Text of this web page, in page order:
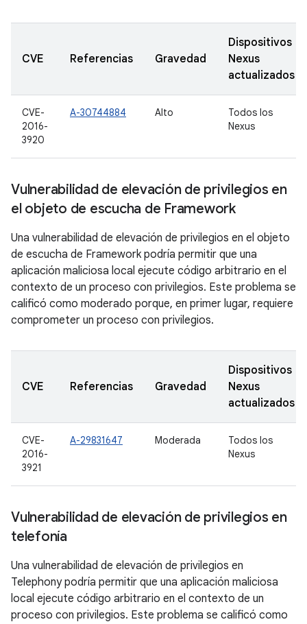
CVE Referencias Gravedad
Dispositivos
Nexus
actualizados
CVE-
2016-
3920
A-30744884 Alto
Todos los
Nexus
Vulnerabilidad de elevación de privilegios en
el objeto de escucha de Framework
Una vulnerabilidad de elevación de privilegios en el objeto
de escucha de Framework podría permitir que una
aplicación maliciosa local ejecute código arbitrario en el
contexto de un proceso con privilegios. Este problema se
calificó como moderado porque, en primer lugar, requiere
comprometer un proceso con privilegios.
CVE Referencias Gravedad
Dispositivos
Nexus
actualizados
CVE-
2016-
3921
A-29831647 Moderada
Todos los
Nexus
Vulnerabilidad de elevación de privilegios en
telefonía
Una vulnerabilidad de elevación de privilegios en
Telephony podría permitir que una aplicación maliciosa
local ejecute código arbitrario en el contexto de un
proceso con privilegios. Este problema se calificó como